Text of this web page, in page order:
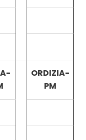
ORDIZIA-
PM